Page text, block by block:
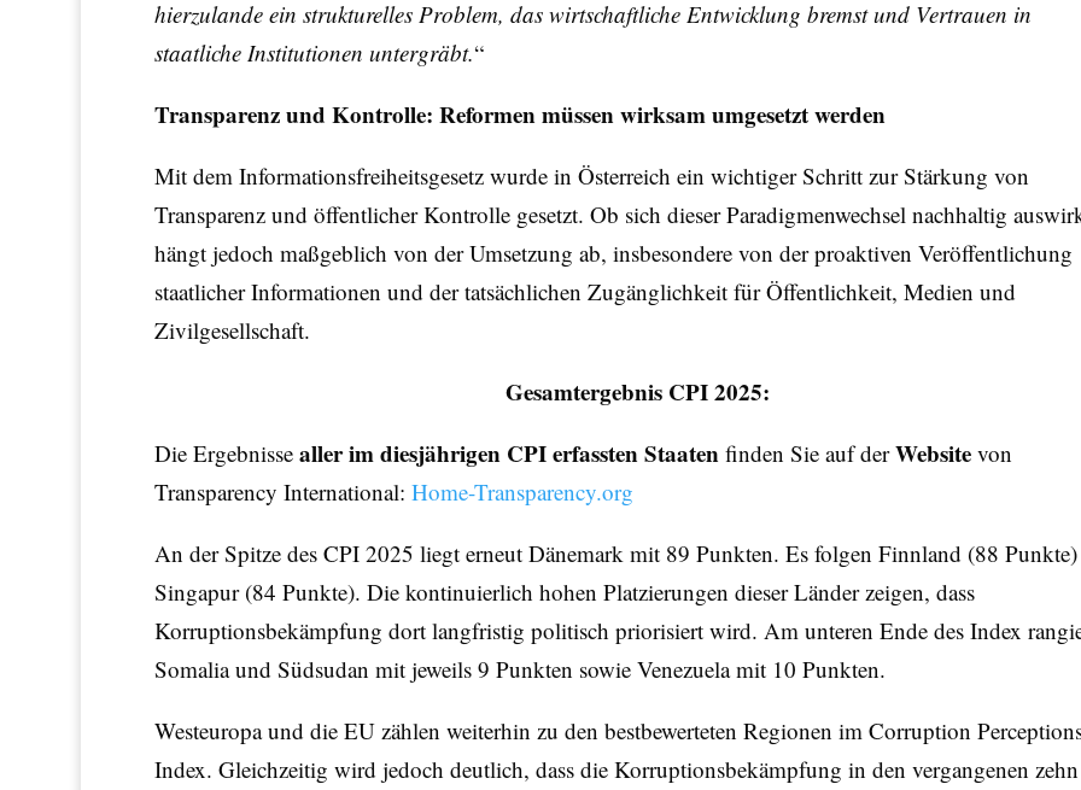
hierzulande ein strukturelles Problem, das wirtschaftliche Entwicklung bremst und Vertrauen in
staatliche Institutionen untergräbt.“
Transparenz und Kontrolle: Reformen müssen wirksam umgesetzt werden
Mit dem Informationsfreiheitsgesetz wurde in Österreich ein wichtiger Schritt zur Stärkung von
Transparenz und öffentlicher Kontrolle gesetzt. Ob sich dieser Paradigmenwechsel nachhaltig
hängt jedoch maßgeblich von der Umsetzung ab, insbesondere von der proaktiven Veröffentlichung
staatlicher Informationen und der tatsächlichen Zugänglichkeit für Öffentlichkeit, Medien und
Zivilgesellschaft.
Gesamtergebnis CPI 2025:
Die Ergebnisse aller im diesjährigen CPI erfassten Staatenfinden Sie auf derWebsitevon
Transparency International: Home-Transparency.org
An der Spitze des CPI 2025 liegt erneut Dänemark mit 89 Punkten. Es folgen Finnland (88
Singapur (84 Punkte). Die kontinuierlich hohen Platzierungen dieser Länder zeigen, dass
Korruptionsbekämpfung dort langfristig politisch priorisiert wird. Am unteren Ende des Index
Somalia und Südsudan mit jeweils 9 Punkten sowie Venezuela mit 10 Punkten.
Westeuropa und die EU zählen weiterhin zu den bestbewerteten Regionen im Corruption
Index. Gleichzeitig wird jedoch deutlich, dass die Korruptionsbekämpfung in den vergangenen zehn